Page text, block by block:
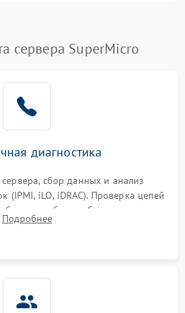
сервера SuperMicro
диагностика
сбор данных и анализ
(IPMI, iLO, iDRAC). Проверка цепей
без вскрытия
локализации сбоя.
Подробнее